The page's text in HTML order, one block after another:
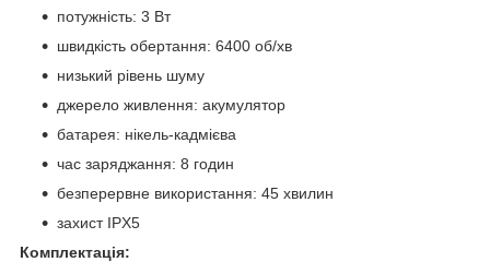
потужність: 3 Вт
швидкість обертання: 6400 об/хв
низький рівень шуму
джерело живлення: акумулятор
батарея: нікель-кадмієва
час заряджання: 8 годин
безперервне використання: 45 хвилин
захист IPX5
Комплектація: